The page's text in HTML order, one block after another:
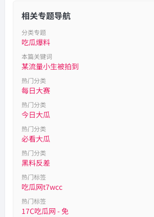
相关专题导航
分类专题
吃瓜爆料
本篇关键词
某流量小生被拍到
热门分类
每日大赛
热门分类
今日大瓜
热门分类
必看大瓜
热门分类
黑料反差
热门标签
吃瓜网t7wcc
热门标签
17C吃瓜网 - 免